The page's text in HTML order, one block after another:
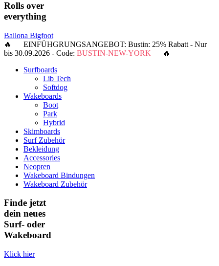
Rolls over
everything
Ballona Bigfoot
🔥 EINFÜHGRUNGSANGEBOT: Bustin: 25% Rabatt - Nur
bis 30.09.2026 - Code: BUSTIN-NEW-YORK 🔥
Surfboards
Lib Tech
Softdog
Wakeboards
Boot
Park
Hybrid
Skimboards
Surf Zubehör
Bekleidung
Accessories
Neopren
Wakeboard Bindungen
Wakeboard Zubehör
Finde jetzt
dein neues
Surf- oder
Wakeboard
Klick hier